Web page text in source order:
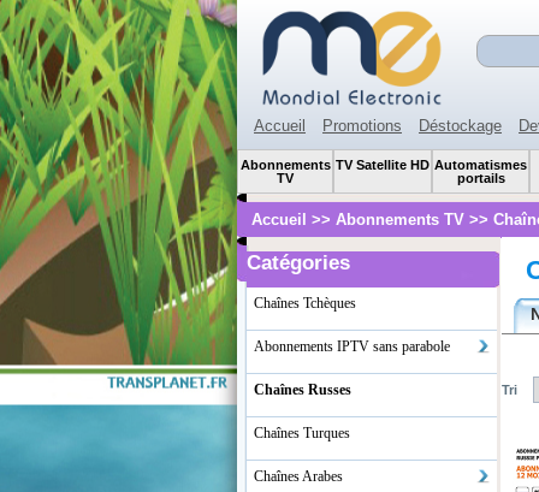
Accueil Promotions Déstockage
Abonnements
TV
TV Satellite HD Automatismes
portails
Accueil >> Abonnements TV >>
Catégories
Chaînes Tchèques
Abonnements IPTV sans parabole
Chaînes Russes
Chaînes Turques
Chaînes Arabes
Tri